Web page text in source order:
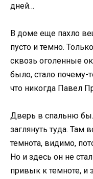
дней…
В доме еще пахло
пусто и темно.
сквозь оголенные
было, стало почему-
что никогда Павел
Дверь в спальню
заглянуть туда.
темнота, видимо,
Но и здесь он не
привык к темноте, и